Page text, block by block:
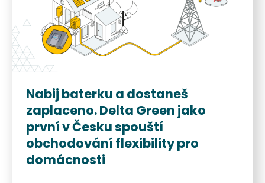
Nabij baterku a dostaneš
zaplaceno. Delta Green jako
první v Česku spouští
obchodování flexibility pro
domácnosti